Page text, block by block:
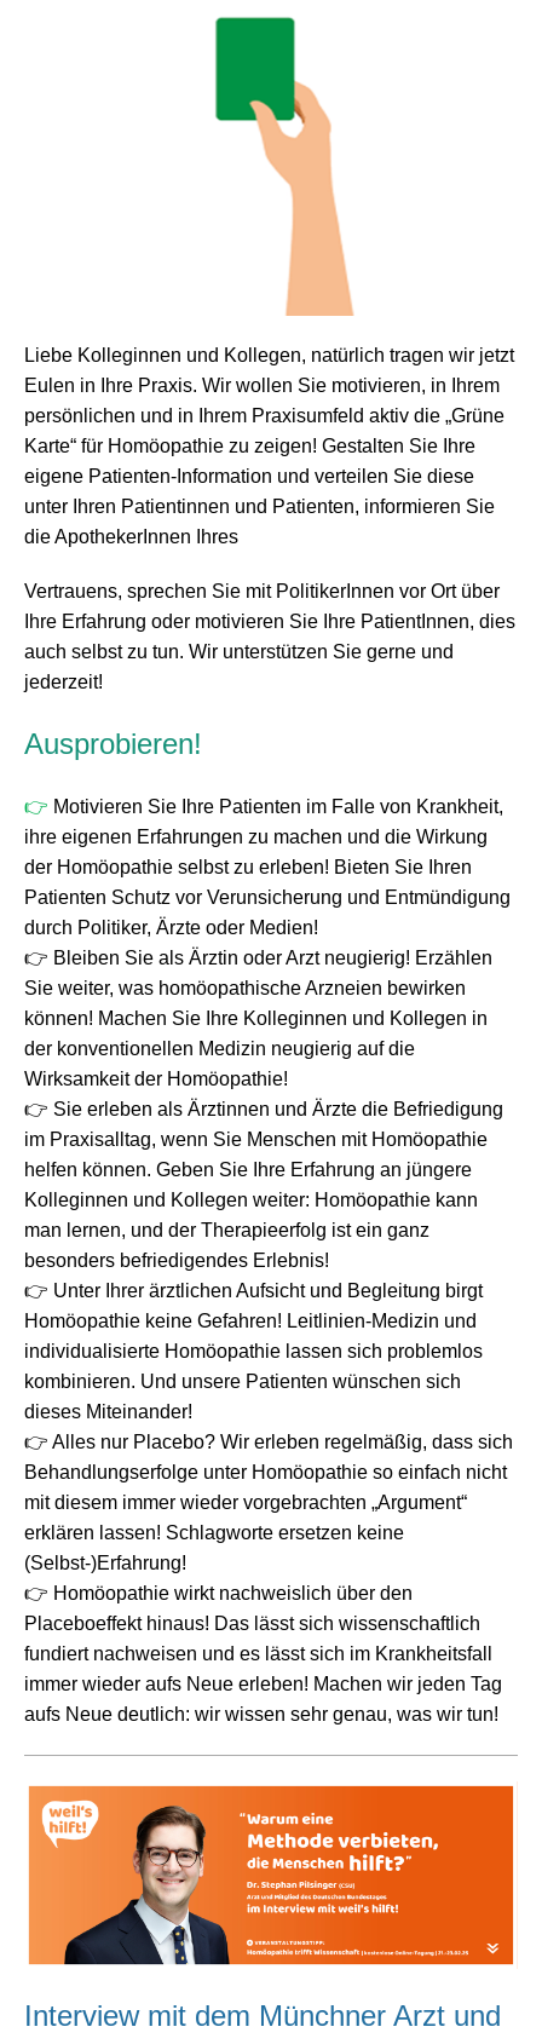
Liebe Kolleginnen und Kollegen, natürlich tragen wir jetzt
Eulen in Ihre Praxis. Wir wollen Sie motivieren, in Ihrem
persönlichen und in Ihrem Praxisumfeld aktiv die „Grüne
Karte“ für Homöopathie zu zeigen! Gestalten Sie Ihre
eigene Patienten-Information und verteilen Sie diese
unter Ihren Patientinnen und Patienten, informieren Sie
die ApothekerInnen Ihres
Vertrauens, sprechen Sie mit PolitikerInnen vor Ort über
Ihre Erfahrung oder motivieren Sie Ihre PatientInnen, dies
auch selbst zu tun. Wir unterstützen Sie gerne und
jederzeit!
Ausprobieren!
👉 Motivieren Sie Ihre Patienten im Falle von Krankheit,
ihre eigenen Erfahrungen zu machen und die Wirkung
der Homöopathie selbst zu erleben! Bieten Sie Ihren
Patienten Schutz vor Verunsicherung und Entmündigung
durch Politiker, Ärzte oder Medien!
👉 Bleiben Sie als Ärztin oder Arzt neugierig! Erzählen
Sie weiter, was homöopathische Arzneien bewirken
können! Machen Sie Ihre Kolleginnen und Kollegen in
der konventionellen Medizin neugierig auf die
Wirksamkeit der Homöopathie!
👉 Sie erleben als Ärztinnen und Ärzte die Befriedigung
im Praxisalltag, wenn Sie Menschen mit Homöopathie
helfen können. Geben Sie Ihre Erfahrung an jüngere
Kolleginnen und Kollegen weiter: Homöopathie kann
man lernen, und der Therapieerfolg ist ein ganz
besonders befriedigendes Erlebnis!
👉 Unter Ihrer ärztlichen Aufsicht und Begleitung birgt
Homöopathie keine Gefahren! Leitlinien-Medizin und
individualisierte Homöopathie lassen sich problemlos
kombinieren. Und unsere Patienten wünschen sich
dieses Miteinander!
👉 Alles nur Placebo? Wir erleben regelmäßig, dass sich
Behandlungserfolge unter Homöopathie so einfach nicht
mit diesem immer wieder vorgebrachten „Argument“
erklären lassen! Schlagworte ersetzen keine
(Selbst-)Erfahrung!
👉 Homöopathie wirkt nachweislich über den
Placeboeffekt hinaus! Das lässt sich wissenschaftlich
fundiert nachweisen und es lässt sich im Krankheitsfall
immer wieder aufs Neue erleben! Machen wir jeden Tag
aufs Neue deutlich: wir wissen sehr genau, was wir tun!
Interview mit dem Münchner Arzt und